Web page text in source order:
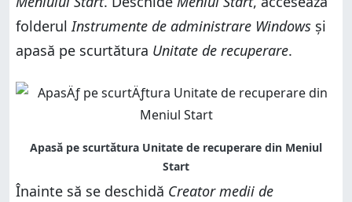
folderulInstrumente de administrare Windows și
apasă pe scurtătura Unitate de recuperare.
Înainte să se deschidă Creator medii de